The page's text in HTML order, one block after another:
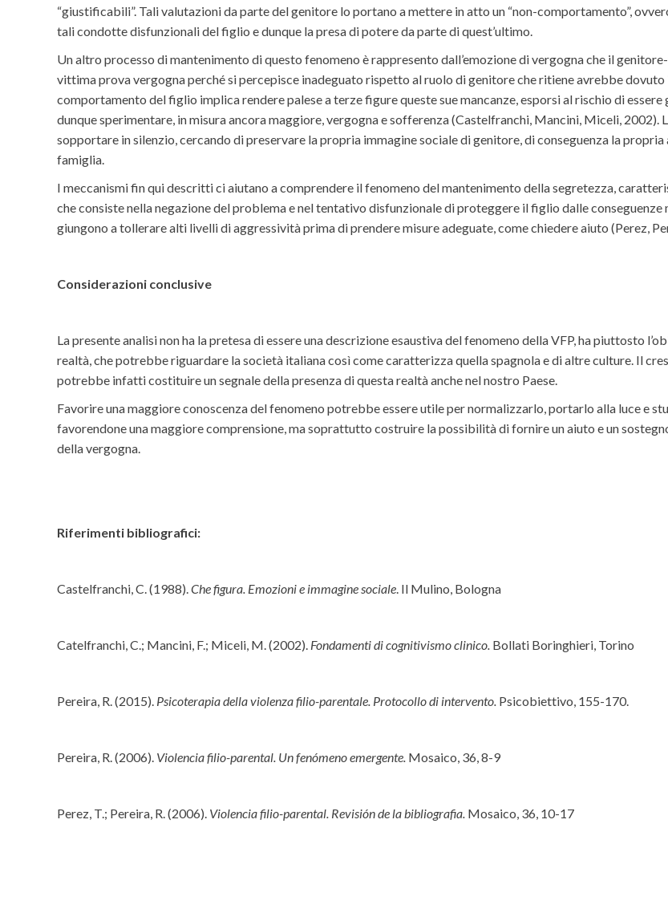
“giustificabili”. Tali valutazioni da parte del genitore lo portano a mettere in atto un “non-comportamento”,
tali condotte disfunzionali del figlio e dunque la presa di potere da parte di quest’ultimo.
Un altro processo di mantenimento di questo fenomeno è rappresento dall’emozione di vergogna che il
vittima prova vergogna perché si percepisce inadeguato rispetto al ruolo di genitore che ritiene avrebbe dovuto
comportamento del figlio implica rendere palese a terze figure queste sue mancanze, esporsi al rischio di
dunque sperimentare, in misura ancora maggiore, vergogna e sofferenza (Castelfranchi, Mancini, Miceli, 2002).
sopportare in silenzio, cercando di preservare la propria immagine sociale di genitore, di conseguenza la
famiglia.
I meccanismi fin qui descritti ci aiutano a comprendere il fenomeno del mantenimento della segretezza,
che consiste nella negazione del problema e nel tentativo disfunzionale di proteggere il figlio dalle conseguenze
giungono a tollerare alti livelli di aggressività prima di prendere misure adeguate, come chiedere aiuto (Perez,
Considerazioni conclusive
La presente analisi non ha la pretesa di essere una descrizione esaustiva del fenomeno della VFP, ha piuttosto
realtà, che potrebbe riguardare la società italiana così come caratterizza quella spagnola e di altre culture. Il
potrebbe infatti costituire un segnale della presenza di questa realtà anche nel nostro Paese.
Favorire una maggiore conoscenza del fenomeno potrebbe essere utile per normalizzarlo, portarlo alla luce e
favorendone una maggiore comprensione, ma soprattutto costruire la possibilità di fornire un aiuto e un
della vergogna.
Riferimenti bibliografici:
Castelfranchi, C. (1988).Che figura. Emozioni e immagine sociale. Il Mulino, Bologna
Catelfranchi, C.; Mancini, F.; Miceli, M. (2002). Fondamenti di cognitivismo clinico. Bollati Boringhieri, Torino
Pereira, R. (2015). Psicoterapia della violenza filio-parentale. Protocollo di intervento. Psicobiettivo, 155-170.
Pereira, R. (2006). Violencia filio-parental. Un fenómeno emergente. Mosaico, 36, 8-9
Perez, T.; Pereira, R. (2006). Violencia filio-parental. Revisión de la bibliografia. Mosaico, 36, 10-17